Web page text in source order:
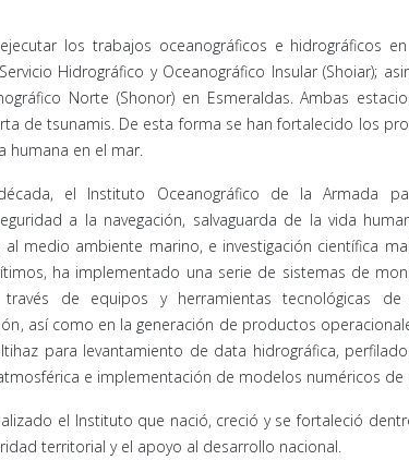
los trabajos oceanográficos e hidrográficos
Hidrográfico y Oceanográfico Insular (Shoiar);
Norte (Shonor) en Esmeraldas. Ambas
de tsunamis. De esta forma se han fortalecido los
humana en el mar.
el Instituto Oceanográfico de la Armada
a la navegación, salvaguarda de la vida
medio ambiente marino, e investigación científica
ha implementado una serie de sistemas de
de equipos y herramientas tecnológicas
así como en la generación de productos
para levantamiento de data hidrográfica,
e implementación de modelos numéricos de
el Instituto que nació, creció y se fortaleció
territorial y el apoyo al desarrollo nacional.